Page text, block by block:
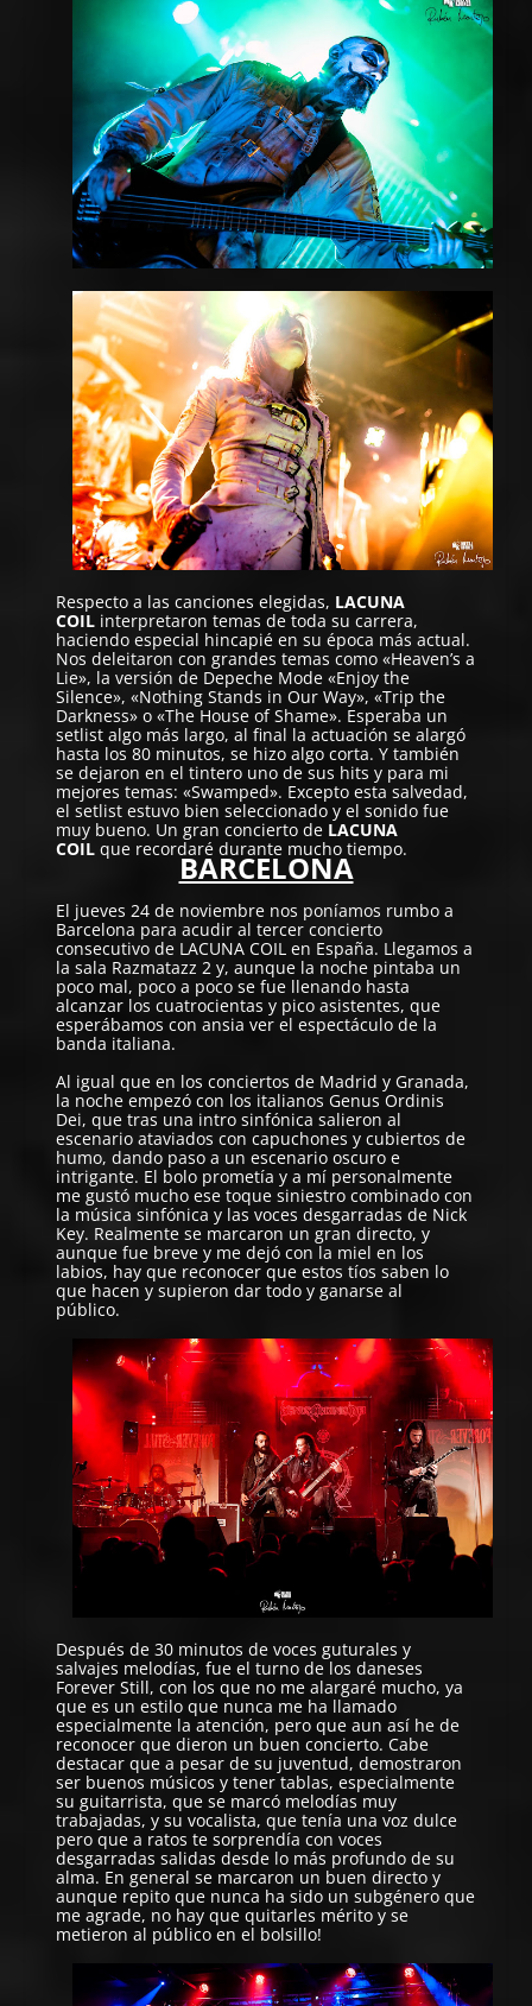
Respecto a las canciones elegidas, LACUNA
COIL interpretaron temas de toda su carrera,
haciendo especial hincapié en su época más actual.
Nos deleitaron con grandes temas como «Heaven’s a
Lie», la versión de Depeche Mode «Enjoy the
Silence», «Nothing Stands in Our Way», «Trip the
Darkness» o «The House of Shame». Esperaba un
setlist algo más largo, al final la actuación se alargó
hasta los 80 minutos, se hizo algo corta. Y también
se dejaron en el tintero uno de sus hits y para mi
mejores temas: «Swamped». Excepto esta salvedad,
el setlist estuvo bien seleccionado y el sonido fue
muy bueno. Un gran concierto de LACUNA
COIL que recordaré durante mucho tiempo.
BARCELONA
El jueves 24 de noviembre nos poníamos rumbo a
Barcelona para acudir al tercer concierto
consecutivo de LACUNA COIL en España. Llegamos a
la sala Razmatazz 2 y, aunque la noche pintaba un
poco mal, poco a poco se fue llenando hasta
alcanzar los cuatrocientas y pico asistentes, que
esperábamos con ansia ver el espectáculo de la
banda italiana.
Al igual que en los conciertos de Madrid y Granada,
la noche empezó con los italianos Genus Ordinis
Dei, que tras una intro sinfónica salieron al
escenario ataviados con capuchones y cubiertos de
humo, dando paso a un escenario oscuro e
intrigante. El bolo prometía y a mí personalmente
me gustó mucho ese toque siniestro combinado con
la música sinfónica y las voces desgarradas de Nick
Key. Realmente se marcaron un gran directo, y
aunque fue breve y me dejó con la miel en los
labios, hay que reconocer que estos tíos saben lo
que hacen y supieron dar todo y ganarse al
público.
Después de 30 minutos de voces guturales y
salvajes melodías, fue el turno de los daneses
Forever Still, con los que no me alargaré mucho, ya
que es un estilo que nunca me ha llamado
especialmente la atención, pero que aun así he de
reconocer que dieron un buen concierto. Cabe
destacar que a pesar de su juventud, demostraron
ser buenos músicos y tener tablas, especialmente
su guitarrista, que se marcó melodías muy
trabajadas, y su vocalista, que tenía una voz dulce
pero que a ratos te sorprendía con voces
desgarradas salidas desde lo más profundo de su
alma. En general se marcaron un buen directo y
aunque repito que nunca ha sido un subgénero que
me agrade, no hay que quitarles mérito y se
metieron al público en el bolsillo!